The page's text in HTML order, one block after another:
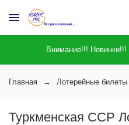
Внимание!!! Новинки!!!
Главная Лотерейные билеты
Туркменская ССР